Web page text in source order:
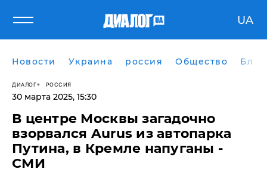
UA
Новости Украина россия Общество
ДИАЛОГ РОССИЯ
30 марта 2025, 15:30
​В центре Москвы загадочно
взорвался Aurus из автопарка
Путина, в Кремле напуганы -
СМИ